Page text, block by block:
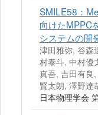
SMILE58：
向けたMPPC
システムの開
津田雅弥, 谷森
村泰斗, 中村優
真吾, 吉田有良
賢太朗, 澤野達
日本物理学会